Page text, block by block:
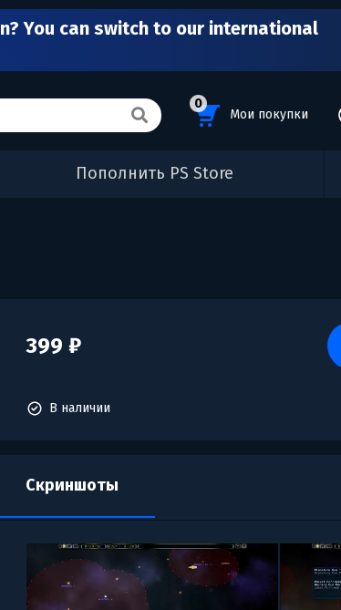
You can switch to our international
0
Мои покупки
Пополнить PS Store
399 ₽
В наличии
Скриншоты